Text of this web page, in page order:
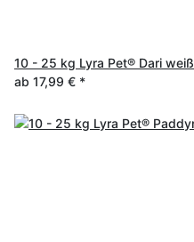
10 - 25 kg Lyra Pet® Dari weiß
ab 17,99 € *